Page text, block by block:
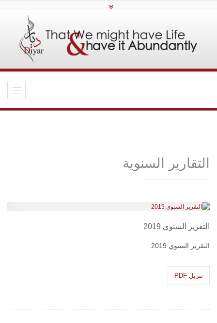
التقارير السنوية
التقرير السنوي 2019
التقرير السنوي 2019
تنزيل PDF